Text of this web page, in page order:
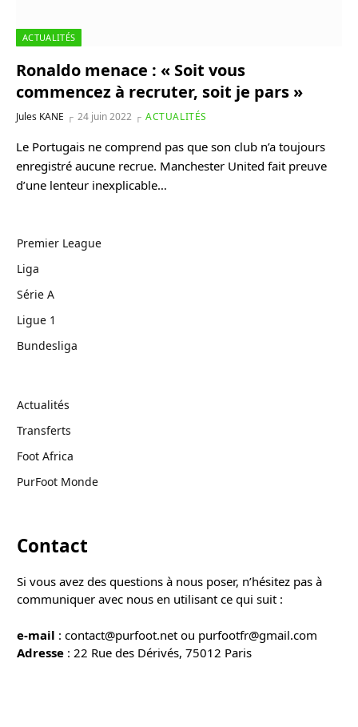
ACTUALITÉS
Ronaldo menace : « Soit vous
commencez à recruter, soit je pars »
Jules KANE 24 juin 2022 ACTUALITÉS
Le Portugais ne comprend pas que son club n’a toujours
enregistré aucune recrue. Manchester United fait preuve
d’une lenteur inexplicable…
Premier League
Liga
Série A
Ligue 1
Bundesliga
Actualités
Transferts
Foot Africa
PurFoot Monde
Contact
Si vous avez des questions à nous poser, n’hésitez pas à
communiquer avec nous en utilisant ce qui suit :
e-mail : contact@purfoot.net ou purfootfr@gmail.com
Adresse : 22 Rue des Dérivés, 75012 Paris